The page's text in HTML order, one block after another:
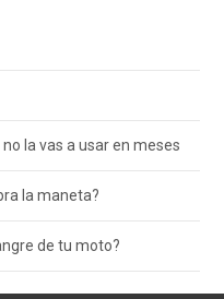
la vas a usar en meses
la maneta?
de tu moto?